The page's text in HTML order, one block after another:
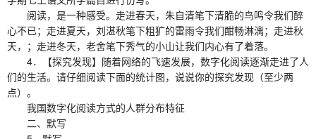
阅读，是一种感受。走进春天，朱自清笔下清脆的鸟鸣令我们醉
心不已；走进夏天，刘湛秋笔下粗犷的雷雨令我们酣畅淋漓；走进秋
天，；走进冬天，老舍笔下秀气的小山让我们内心有了着落。
4．【探究发现】随着网络的飞速发展，数字化阅读逐渐走进了人
们的生活。请仔细阅读下面的统计图，说说你的探究发现（至少两
点）。
我国数字化阅读方式的人群分布特征
二、默写